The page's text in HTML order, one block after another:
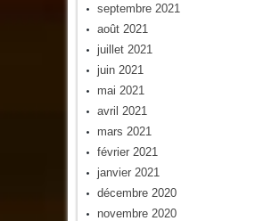
septembre 2021
août 2021
juillet 2021
juin 2021
mai 2021
avril 2021
mars 2021
février 2021
janvier 2021
décembre 2020
novembre 2020